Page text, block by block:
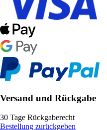
Versand und Rückgabe
30 Tage Rückgaberecht
Bestellung zurückgeben